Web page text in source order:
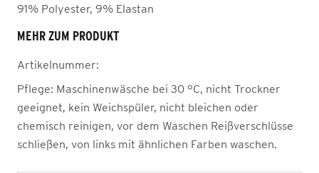
91% Polyester, 9% Elastan
MEHR ZUM PRODUKT
Artikelnummer:
Pflege: Maschinenwäsche bei 30 °C, nicht Trockner
geeignet, kein Weichspüler, nicht bleichen oder
chemisch reinigen, vor dem Waschen Reißverschlüsse
schließen, von links mit ähnlichen Farben waschen.